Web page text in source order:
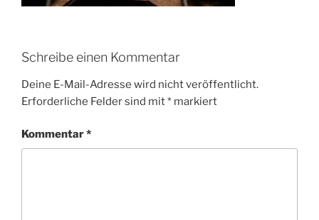
Schreibe einen Kommentar
Deine E-Mail-Adresse wird nicht veröffentlicht.
Erforderliche Felder sind mit* markiert
Kommentar*